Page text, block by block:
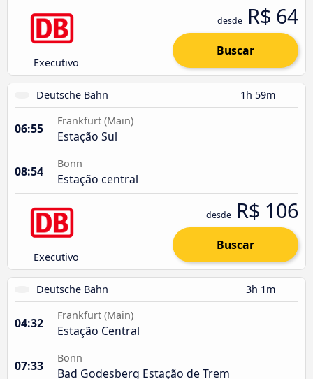
Executivo
desde R$ 64
Buscar
Deutsche Bahn 1h 59m
06:55
Frankfurt (Main)
Estação Sul
08:54
Bonn
Estação central
Executivo
desde R$ 106
Buscar
Deutsche Bahn 3h 1m
04:32
Frankfurt (Main)
Estação Central
07:33
Bonn
Bad Godesberg Estação de Trem